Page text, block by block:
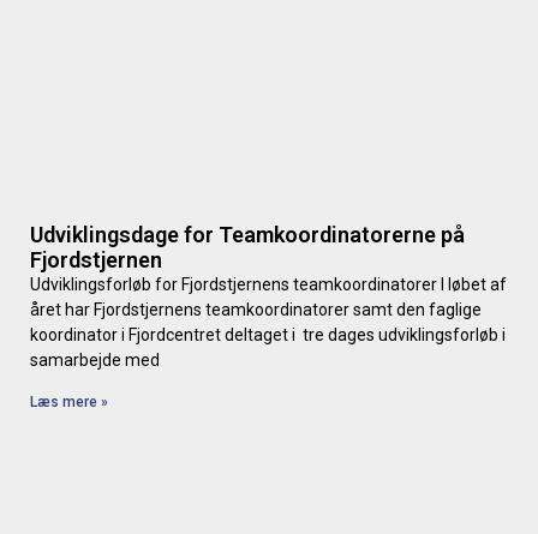
Udviklingsdage for Teamkoordinatorerne på
Fjordstjernen
Udviklingsforløb for Fjordstjernens teamkoordinatorer I løbet af
året har Fjordstjernens teamkoordinatorer samt den faglige
koordinator i Fjordcentret deltaget i tre dages udviklingsforløb i
samarbejde med
Læs mere »